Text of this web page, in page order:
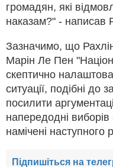
громадян, які
наказам?" - написав
Зазначимо, що
Марін Ле Пен
скептично
ситуації, подібні
посилити
напередодні виборів
намічені наступного
Підпишіться на